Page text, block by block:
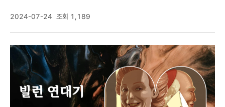
2024-07-24 조회 1,189